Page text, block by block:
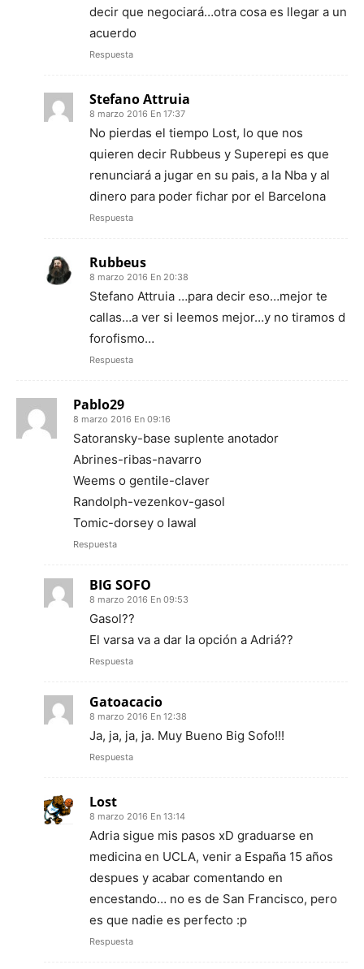
decir que negociará…otra cosa es llegar a un
acuerdo
Respuesta
Stefano Attruia
8 marzo 2016 En 17:37
No pierdas el tiempo Lost, lo que nos
quieren decir Rubbeus y Superepi es que
renunciará a jugar en su pais, a la Nba y al
dinero para poder fichar por el Barcelona
Respuesta
Rubbeus
8 marzo 2016 En 20:38
Stefano Attruia …para decir eso…mejor te
callas…a ver si leemos mejor…y no tiramos d
forofismo…
Respuesta
Pablo29
8 marzo 2016 En 09:16
Satoransky-base suplente anotador
Abrines-ribas-navarro
Weems o gentile-claver
Randolph-vezenkov-gasol
Tomic-dorsey o lawal
Respuesta
BIG SOFO
8 marzo 2016 En 09:53
Gasol??
El varsa va a dar la opción a Adriá??
Respuesta
Gatoacacio
8 marzo 2016 En 12:38
Ja, ja, ja, ja. Muy Bueno Big Sofo!!!
Respuesta
Lost
8 marzo 2016 En 13:14
Adria sigue mis pasos xD graduarse en
medicina en UCLA, venir a España 15 años
despues y acabar comentando en
encestando… no es de San Francisco, pero
es que nadie es perfecto :p
Respuesta